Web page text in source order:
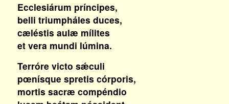
Ecclesiárum príncipes,
belli triumpháles duces,
cæléstis aulæ mílites
et vera mundi lúmina.
Terróre victo sǽculi
pœnísque spretis córporis,
mortis sacræ compéndio